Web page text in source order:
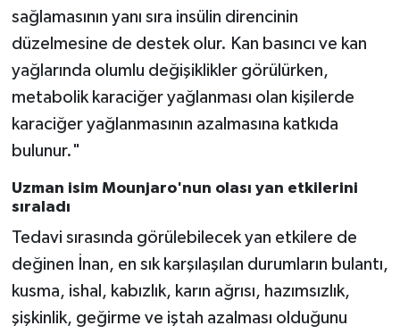
sağlamasının yanı sıra insülin direncinin
düzelmesine de destek olur. Kan basıncı ve kan
yağlarında olumlu değişiklikler görülürken,
metabolik karaciğer yağlanması olan kişilerde
karaciğer yağlanmasının azalmasına katkıda
bulunur."
Uzman isim Mounjaro'nun olası yan etkilerini
sıraladı
Tedavi sırasında görülebilecek yan etkilere de
değinen İnan, en sık karşılaşılan durumların bulantı,
kusma, ishal, kabızlık, karın ağrısı, hazımsızlık,
şişkinlik, geğirme ve iştah azalması olduğunu